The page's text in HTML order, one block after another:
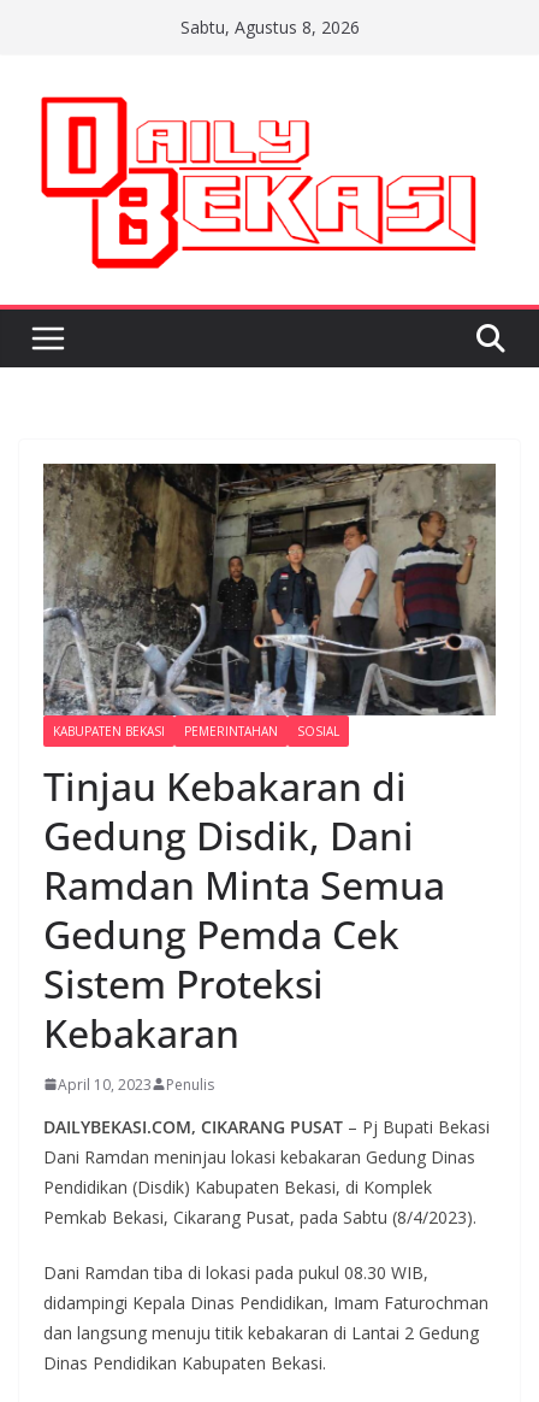
Sabtu, Agustus 8, 2026
KABUPATEN BEKASI PEMERINTAHAN SOSIAL
Tinjau Kebakaran di
Gedung Disdik, Dani
Ramdan Minta Semua
Gedung Pemda Cek
Sistem Proteksi
Kebakaran
April 10, 2023 Penulis
DAILYBEKASI.COM, CIKARANG PUSAT – Pj Bupati Bekasi
Dani Ramdan meninjau lokasi kebakaran Gedung Dinas
Pendidikan (Disdik) Kabupaten Bekasi, di Komplek
Pemkab Bekasi, Cikarang Pusat, pada Sabtu (8/4/2023).
Dani Ramdan tiba di lokasi pada pukul 08.30 WIB,
didampingi Kepala Dinas Pendidikan, Imam Faturochman
dan langsung menuju titik kebakaran di Lantai 2 Gedung
Dinas Pendidikan Kabupaten Bekasi.